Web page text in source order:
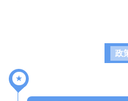
政
★